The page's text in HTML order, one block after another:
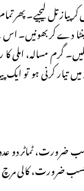
پیاز تل لیجیے۔ پھر
دے کر بھونیں۔
گرم مسالہ، املی کا
تیار کرنی ہو تو
ضرورت، ٹماٹر دو
حسب ضرورت، کالی